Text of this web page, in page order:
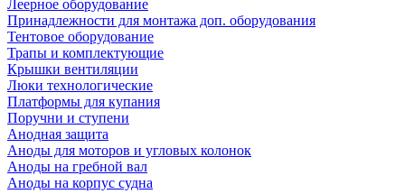
Леерное оборудование
Принадлежности для монтажа доп. оборудования
Тентовое оборудование
Трапы и комплектующие
Крышки вентиляции
Люки технологические
Платформы для купания
Поручни и ступени
Анодная защита
Аноды для моторов и угловых колонок
Аноды на гребной вал
Аноды на корпус судна